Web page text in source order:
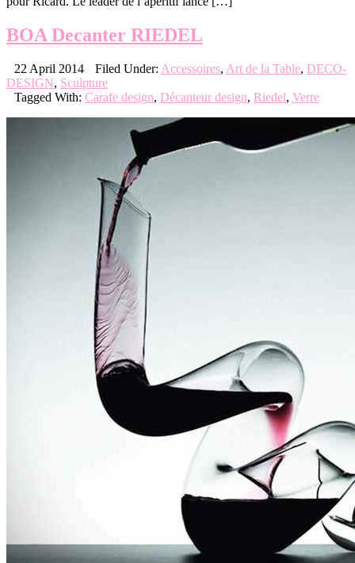
BOA Decanter RIEDEL
22 April 2014 Filed Under: Accessoires, Art de la Table, DECO-
DESIGN, Sculpture
Tagged With: Carafe design, Décanteur design, Riedel, Verre